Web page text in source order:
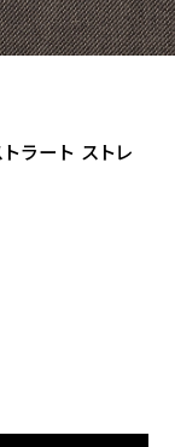
ラート ストレ